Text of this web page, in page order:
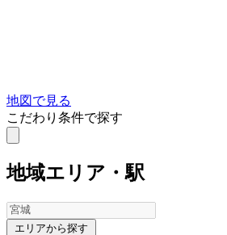
地図で見る
こだわり条件で探す
地域エリア・駅
エリアから探す